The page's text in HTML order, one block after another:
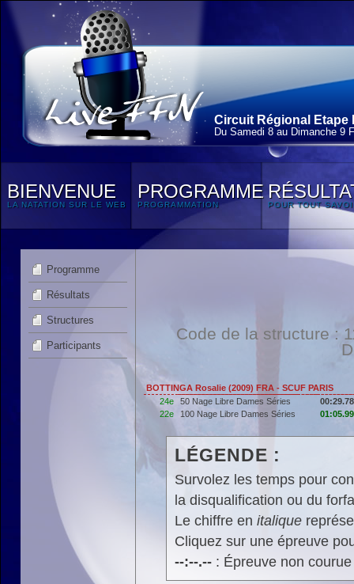
Circuit Régional Etape
Du Samedi 8 au Dimanche 9
BIENVENUE
LA NATATION SUR LE WEB
PROGRAMME
PROGRAMMATION POUR TOUT
Programme
Résultats
Structures
Participants
Code de la structure :
BOTTINGA Rosalie (2009) FRA - SCUF PARIS
24e
50 Nage Libre Dames Séries
00:29.78
22e
100 Nage Libre Dames Séries 01:05.99
LÉGENDE :
Survolez les temps pour
la disqualification ou du
Le chiffre en italique
Cliquez sur une épreuve
--:--.--: Épreuve non